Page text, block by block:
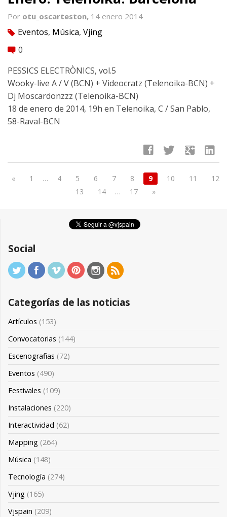
Por otu_oscarteston, 14 enero 2014
tag Eventos, Música, Vjing
comment 0
PESSICS ELECTRÒNICS, vol.5
Wooky-live A / V (BCN) + Videocratz (Telenoika-BCN) +
Dj Moscardonzzz (Telenoika-BCN)
18 de enero de 2014, 19h en Telenoika, C / San Pablo,
58-Raval-BCN
facebook twitter google linkedin
« 1 … 4 5 6 7 8 9 10 11
12
13
14 … 17 »
Social
Categorías de las noticias
Artículos (153)
Convocatorias (144)
Escenografias (72)
Eventos (490)
Festivales (109)
Instalaciones (220)
Interactividad (62)
Mapping (264)
Música (148)
Tecnología (274)
Vjing (165)
Vjspain (209)